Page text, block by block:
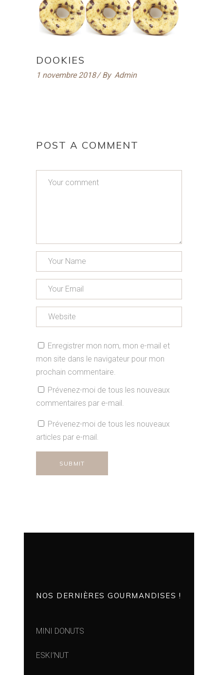
DOOKIES
1 novembre 2018 By Admin
POST A COMMENT
Enregistrer mon nom, mon e-mail et
mon site dans le navigateur pour mon
prochain commentaire.
Prévenez-moi de tous les nouveaux
commentaires par e-mail.
Prévenez-moi de tous les nouveaux
articles par e-mail.
NOS DERNIÈRES GOURMANDISES !
MINI DONUTS
ESKI’NUT